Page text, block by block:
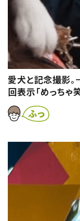
愛犬と記念撮影
回表示「めっちゃ